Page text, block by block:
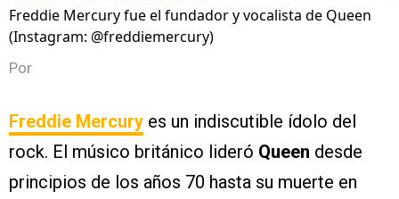
Freddie Mercury fue el fundador y vocalista de Queen
(Instagram: @freddiemercury)
Por
Freddie Mercury es un indiscutible ídolo del
rock. El músico británico lideró Queen desde
principios de los años 70 hasta su muerte en